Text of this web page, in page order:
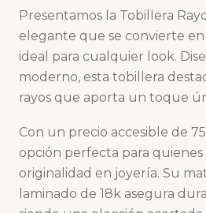
Presentamos la Tobillera
elegante que se convierte
ideal para cualquier look.
moderno, esta tobillera
rayos que aporta un toque
Con un precio accesible de
opción perfecta para
originalidad en joyería. Su
laminado de 18k asegura